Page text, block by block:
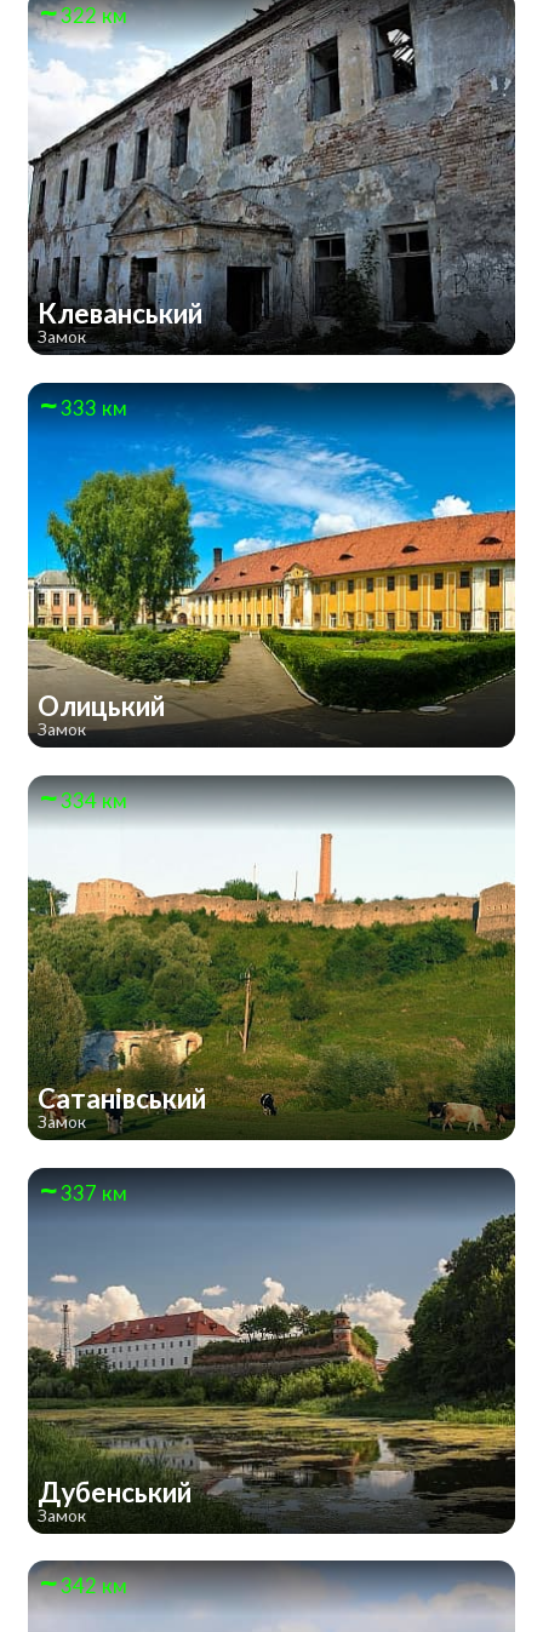
322 км
Клеванський
Замок
333 км
Олицький
Замок
334 км
Сатанівський
Замок
337 км
Дубенський
Замок
342 км